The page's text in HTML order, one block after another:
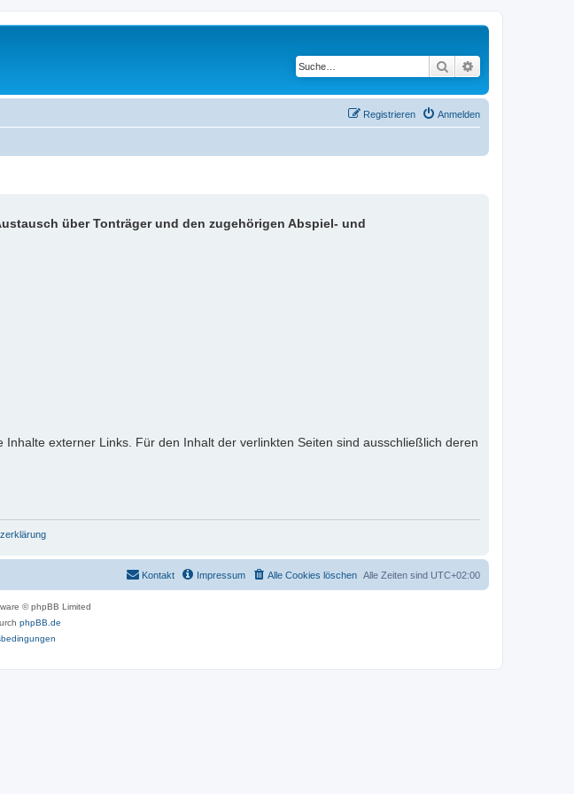
Suche
Anmelden
Registrieren
über Tonträger und den zugehörigen Abspiel- und
externer Links. Für den Inhalt der verlinkten Seiten sind ausschließlich deren
Alle Zeiten sind UTC+02:00
Alle Cookies löschen
Impressum
Kontakt
© phpBB Limited
phpBB.de